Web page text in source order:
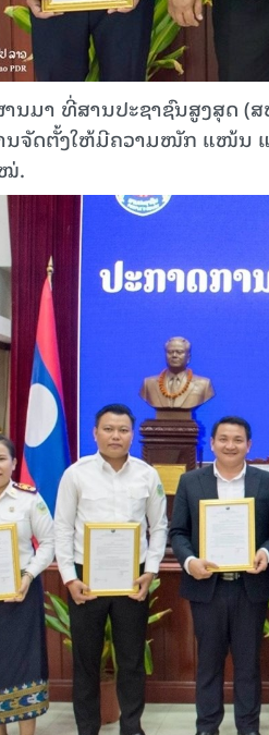
ນມາ ທີ່ສານປະຊາຊົນສູງສຸດ
ນຈັດຕັ້ງໃຫ້ມີຄວາມໜັກ ແໜ້ນ ແ
ໝ່.